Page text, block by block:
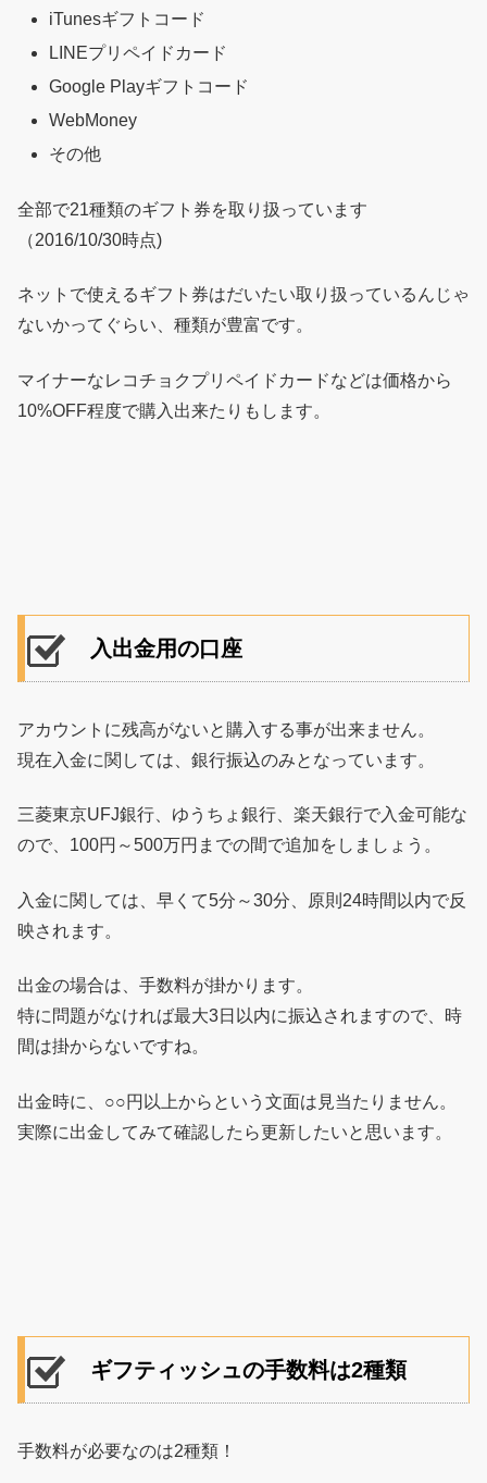
iTunesギフトコード
LINEプリペイドカード
Google Playギフトコード
WebMoney
その他
全部で21種類のギフト券を取り扱っています
（2016/10/30時点)
ネットで使えるギフト券はだいたい取り扱っているんじゃ
ないかってぐらい、種類が豊富です。
マイナーなレコチョクプリペイドカードなどは価格から
10%OFF程度で購入出来たりもします。
入出金用の口座
アカウントに残高がないと購入する事が出来ません。
現在入金に関しては、銀行振込のみとなっています。
三菱東京UFJ銀行、ゆうちょ銀行、楽天銀行で入金可能な
ので、100円～500万円までの間で追加をしましょう。
入金に関しては、早くて5分～30分、原則24時間以内で反
映されます。
出金の場合は、手数料が掛かります。
特に問題がなければ最大3日以内に振込されますので、時
間は掛からないですね。
出金時に、○○円以上からという文面は見当たりません。
実際に出金してみて確認したら更新したいと思います。
ギフティッシュの手数料は2種類
手数料が必要なのは2種類！